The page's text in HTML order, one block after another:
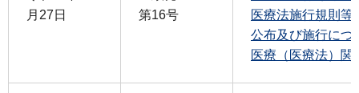
月27日
第16号
医療法施行規則等
公布及び施行につ
医療（医療法）